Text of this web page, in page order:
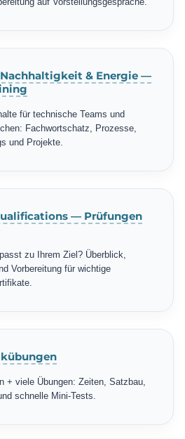
auf Vorstellungsgespräche.
Nachhaltigkeit & Energie —
für technische Teams und
Fachwortschatz, Prozesse,
und Projekte.
— Prüfungen
zu Ihrem Ziel? Überblick,
Vorbereitung für wichtige
+ viele Übungen: Zeiten, Satzbau,
schnelle Mini-Tests.